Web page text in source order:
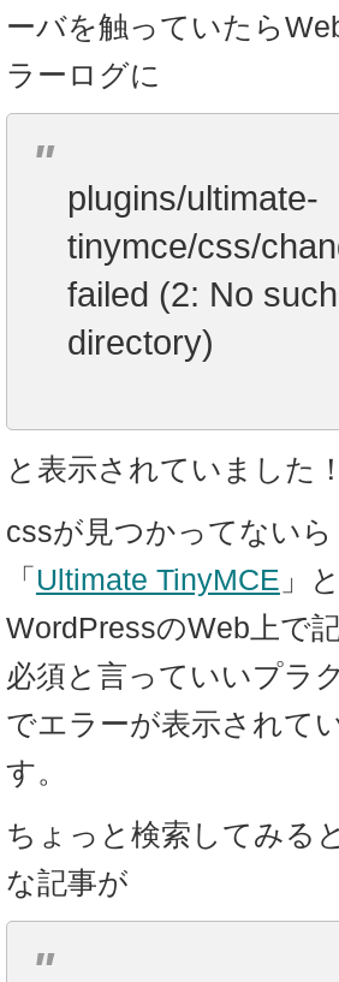
ーバを触っていたら
ラーログに
plugins/ultimate-
tinymce/css/
failed (2: No
directory)
と表示されていました
cssが見つかってない
「 Ultimate TinyMCE 」
WordPressのWeb上で
必須と言っていいプラ
でエラーが表示されて
す。
ちょっと検索してみる
な記事が